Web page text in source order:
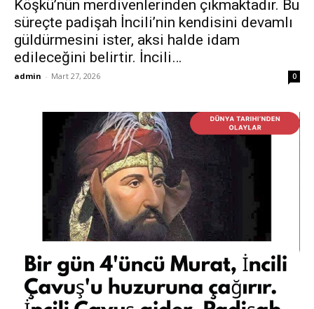
Köşkü’nün merdivenlerinden çıkmaktadır. Bu
süreçte padişah İncili’nin kendisini devamlı
güldürmesini ister, aksi halde idam
edileceğini belirtir. İncili…
admin - Mart 27, 2026 0